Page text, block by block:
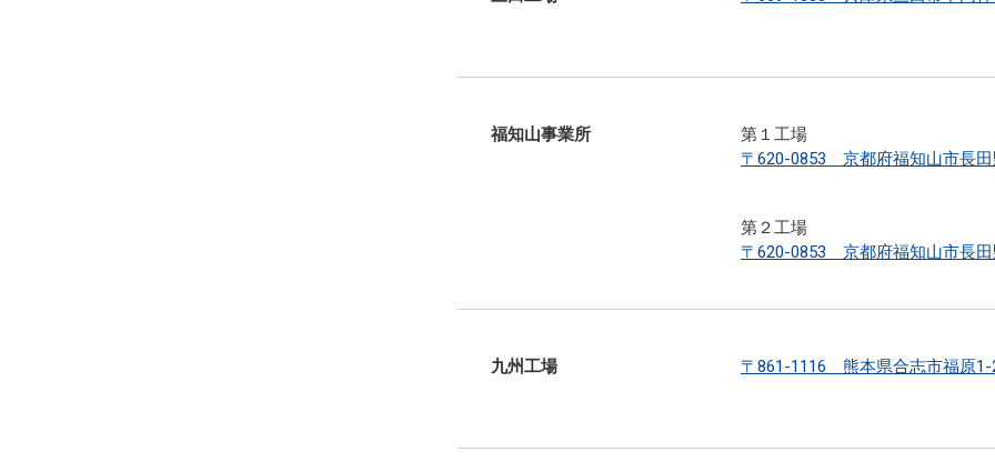
福知山事業所
第１工場
〒620-0853 京都府福知山市長
第２工場
〒620-0853 京都府福知山市長
九州工場 〒861-1116 熊本県合志市福原1-